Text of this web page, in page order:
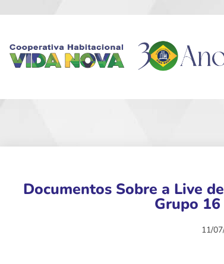
Documentos Sobre a Live
Grupo 16
11/